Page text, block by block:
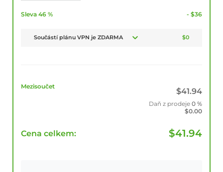
Sleva 46 % - $36
Součástí plánu VPN je ZDARMA $0
Mezisoučet
$41.94
Daň z prodeje 0 %
$0.00
Cena celkem: $41.94